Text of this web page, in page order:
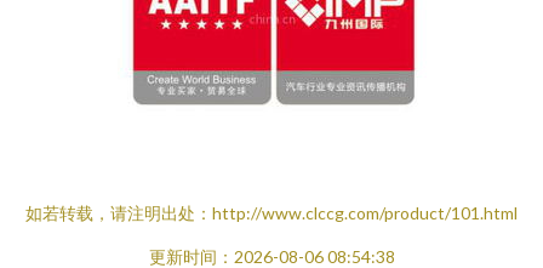
如若转载，请注明出处：http://www.clccg.com/product/101.html
更新时间：2026-08-06 08:54:38